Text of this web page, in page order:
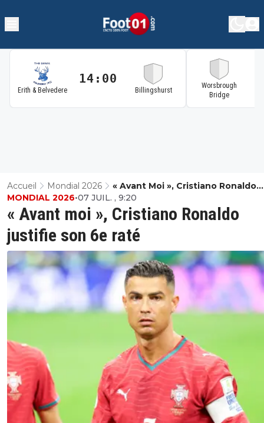
Erith & Belvedere
14:00
Billingshurst
Worsbrough
Bridge
Accueil Mondial 2026
« Avant Moi », Cristiano Ronaldo
Justifie Son 6e Raté
« Avant moi », Cristiano Ronaldo
justifie son 6e raté
MONDIAL 2026•07 JUIL. , 9:20